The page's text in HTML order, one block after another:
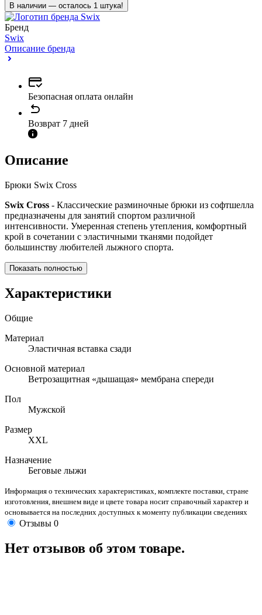
В наличии — осталось 1 штука!
Бренд
Swix
Описание бренда
Безопасная оплата онлайн
Возврат 7 дней
Описание
Брюки Swix Cross
Swix Cross - Классические разминочные брюки из софтшелла
предназначены для занятий спортом различной
интенсивности. Умеренная степень утепления, комфортный
крой в сочетании с эластичными тканями подойдет
большинству любителей лыжного спорта.
Показать полностью
Характеристики
Общие
Материал
Эластичная вставка сзади
Основной материал
Ветрозащитная «дышащая» мембрана спереди
Пол
Мужской
Размер
XXL
Назначение
Беговые лыжи
Информация о технических характеристиках, комплекте поставки, стране
изготовления, внешнем виде и цвете товара носит справочный характер и
основывается на последних доступных к моменту публикации сведениях
Отзывы 0
Нет отзывов об этом товаре.